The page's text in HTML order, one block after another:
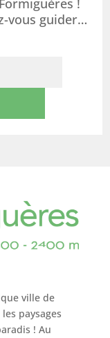
!
vous guider…
ville de
paysages
! Au